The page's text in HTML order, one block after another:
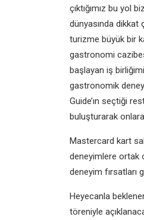
çıktığımız bu yol
dünyasında dikkat
turizme büyük bir
gastronomi
başlayan iş
gastronomik
Guide’ın seçtiği
buluşturarak
Mastercard kart
deneyimlere ortak
deneyim fırsatları
Heyecanla
töreniyle